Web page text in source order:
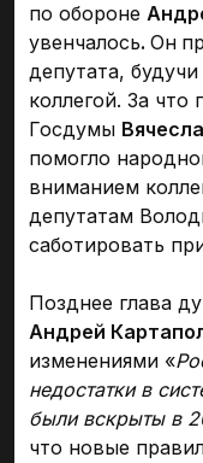
по обороне
увенчалось. Он
депутата,
коллегой. За что
Госдумы
помогло
вниманием
депутатам
саботировать
Позднее глава
Андрей
изменениями «
недостатки в
были вскрыты в
что новые